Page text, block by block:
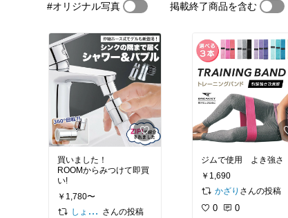
#オリジナル写真 掲載終了商品を含む
買いました！
ROOMからみつけて即買
い!
￥1,780〜
しょーきち（s_home_steelo)
さんの投稿
ジムで使用 よき強さ
￥1,690
かざり さんの投稿
0 0